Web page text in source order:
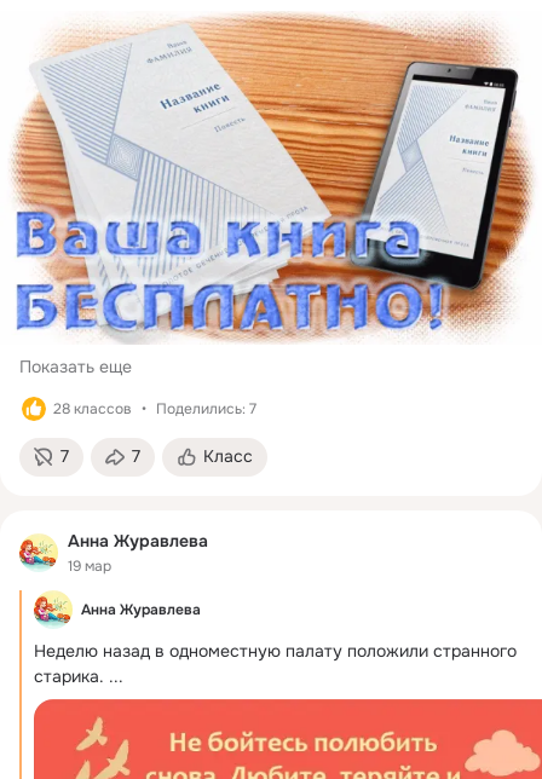
Показать еще
28 классов Поделились: 7
7 7 Класс
Анна Журавлева
19 мар
Анна Журавлева
Неделю назад в одноместную палату положили странного
старика. ...